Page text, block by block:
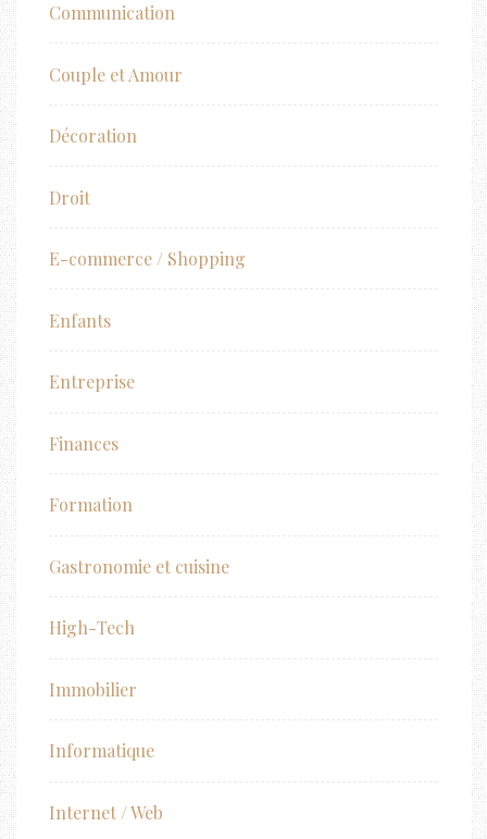
Communication
Couple et Amour
Décoration
Droit
E-commerce / Shopping
Enfants
Entreprise
Finances
Formation
Gastronomie et cuisine
High-Tech
Immobilier
Informatique
Internet / Web